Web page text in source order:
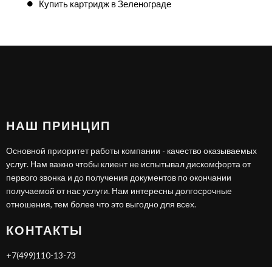
Купить картридж в Зеленограде
НАШ ПРИНЦИП
Основной приоритет работы компании - качество оказываемых
услуг. Нам важно чтобы клиент не испытывал дискомфорта от
первого звонка и до получения документов по окончании
получаемой от нас услуги. Нам интересны долгосрочные
отношения, тем более что это выгодно для всех.
КОНТАКТЫ
+7(499)110-13-73